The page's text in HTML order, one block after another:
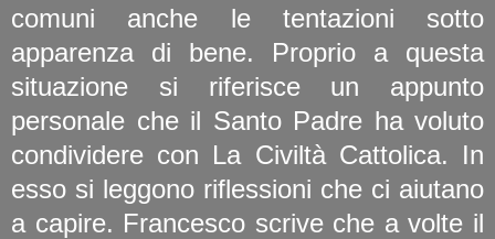
comuni anche le tentazioni sotto
apparenza di bene. Proprio a questa
situazione si riferisce un appunto
personale che il Santo Padre ha voluto
condividere con La Civiltà Cattolica. In
esso si leggono riflessioni che ci aiutano
a capire. Francesco scrive che a volte il